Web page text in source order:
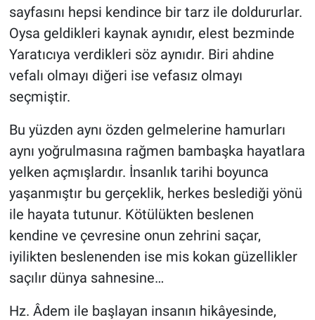
sayfasını hepsi kendince bir tarz ile doldururlar.
Oysa geldikleri kaynak aynıdır, elest bezminde
Yaratıcıya verdikleri söz aynıdır. Biri ahdine
vefalı olmayı diğeri ise vefasız olmayı
seçmiştir.
Bu yüzden aynı özden gelmelerine hamurları
aynı yoğrulmasına rağmen bambaşka hayatlara
yelken açmışlardır. İnsanlık tarihi boyunca
yaşanmıştır bu gerçeklik, herkes beslediği yönü
ile hayata tutunur. Kötülükten beslenen
kendine ve çevresine onun zehrini saçar,
iyilikten beslenenden ise mis kokan güzellikler
saçılır dünya sahnesine…
Hz. Âdem ile başlayan insanın hikâyesinde,